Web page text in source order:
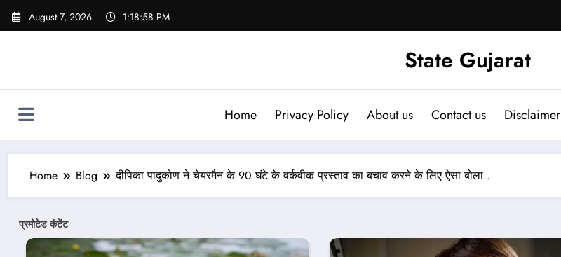
Skip
August 7, 2026 1:19:00 PM
State Gujarat
Home Privacy Policy About us Contact us Disclaimer
Home Blog दीपिका पादुकोण ने चेयरमैन के 90 घंटे के वर्कवीक प्रस्ताव का बचाव करने के लिए ऐसा बोला..